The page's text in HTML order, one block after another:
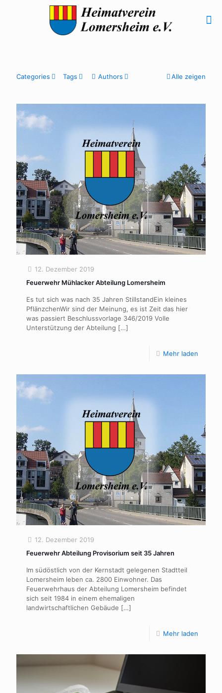
Categories Tags Authors Alle zeigen
12. Dezember 2019
Feuerwehr Mühlacker Abteilung Lomersheim
Es tut sich was nach 35 Jahren StillstandEin kleines
PflänzchenWir sind der Meinung, es ist Zeit das hier
was passiert Beschlussvorlage 346/2019 Volle
Unterstützung der Abteilung […]
Mehr laden
12. Dezember 2019
Feuerwehr Abteilung Provisorium seit 35 Jahren
Im südöstlich von der Kernstadt gelegenen Stadtteil
Lomersheim leben ca. 2800 Einwohner. Das
Feuerwehrhaus der Abteilung Lomersheim befindet
sich seit 1984 in einem ehemaligen
landwirtschaftlichen Gebäude […]
Mehr laden